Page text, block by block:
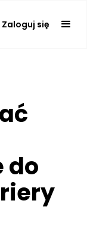
Zaloguj się
do